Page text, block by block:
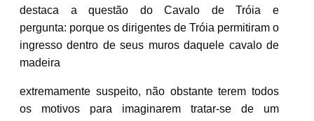
destaca a questão do Cavalo de Tróia e
pergunta: porque os dirigentes de Tróia permitiram o
ingresso dentro de seus muros daquele cavalo de
madeira
extremamente suspeito, não obstante terem todos
os motivos para imaginarem tratar-se de um